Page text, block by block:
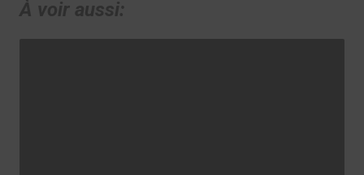
À voir aussi: